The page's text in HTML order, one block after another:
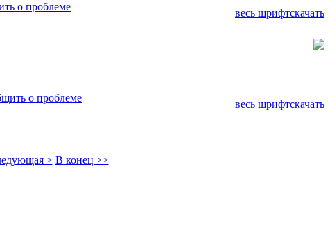
о проблеме
весь шрифтскачать
о проблеме
весь шрифтскачать
> В конец >>